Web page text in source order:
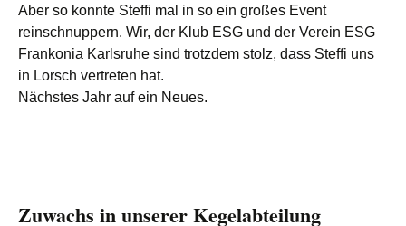
Aber so konnte Steffi mal in so ein großes Event
reinschnuppern. Wir, der Klub ESG und der Verein ESG
Frankonia Karlsruhe sind trotzdem stolz, dass Steffi uns
in Lorsch vertreten hat.
Nächstes Jahr auf ein Neues.
Zuwachs in unserer Kegelabteilung